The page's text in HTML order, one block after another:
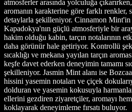
atmosferler arasında yolculuğa
aromanın karakterine göre farklı renkler,
detaylarla şekilleniyor. Cinnamon Mint'in
Kapadokya'nın güçlü atmosferiyle bir
hakim olduğu kabin, tarçın notalarının
daha görünür hale getiriyor. Kontrollü
sıcaklığı ve mekana yayılan tarçın
keşfe davet ederken deneyimin tamamı
şekilleniyor. Jasmin Mint alanı ise
hissini yasemin notaları ve çiçek
dolduran ve yasemin kokusuyla
ellerini gezdiren ziyaretçiler, aromayı
koklayarak deneyimleme fırsatı buluyor.